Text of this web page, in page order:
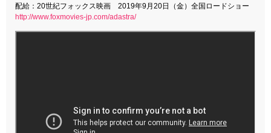
配給：20世紀フォックス映画 2019年9月20日（金）全国ロードショー
http://www.foxmovies-jp.com/adastra/